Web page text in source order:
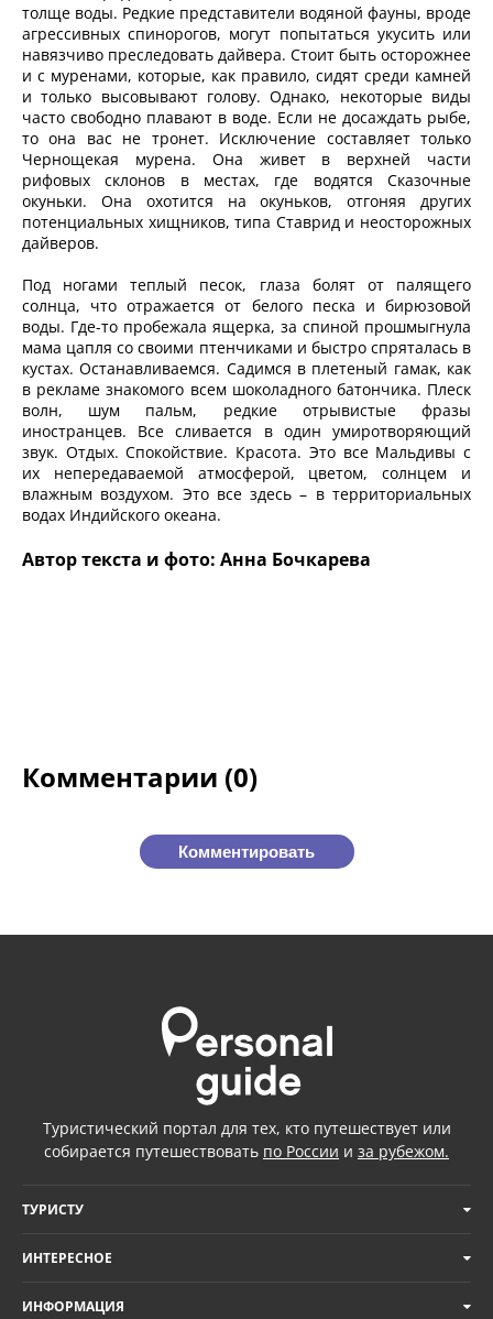
толще воды. Редкие представители водяной фауны, вроде
агрессивных спинорогов, могут попытаться укусить или
навязчиво преследовать дайвера. Стоит быть осторожнее
и с муренами, которые, как правило, сидят среди камней
и только высовывают голову. Однако, некоторые виды
часто свободно плавают в воде. Если не досаждать рыбе,
то она вас не тронет. Исключение составляет только
Чернощекая мурена. Она живет в верхней части
рифовых склонов в местах, где водятся Сказочные
окуньки. Она охотится на окуньков, отгоняя других
потенциальных хищников, типа Ставрид и неосторожных
дайверов.
Под ногами теплый песок, глаза болят от палящего
солнца, что отражается от белого песка и бирюзовой
воды. Где-то пробежала ящерка, за спиной прошмыгнула
мама цапля со своими птенчиками и быстро спряталась в
кустах. Останавливаемся. Садимся в плетеный гамак, как
в рекламе знакомого всем шоколадного батончика. Плеск
волн, шум пальм, редкие отрывистые фразы
иностранцев. Все сливается в один умиротворяющий
звук. Отдых. Спокойствие. Красота. Это все Мальдивы с
их непередаваемой атмосферой, цветом, солнцем и
влажным воздухом. Это все здесь – в территориальных
водах Индийского океана.
Автор текста и фото: Анна Бочкарева
Комментарии (0)
Комментировать
Туристический портал для тех, кто путешествует или
собирается путешествовать по России и за рубежом.
ТУРИСТУ
ИНТЕРЕСНОЕ
ИНФОРМАЦИЯ